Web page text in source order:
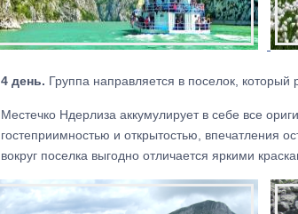
4 день. Группа направляется в поселок,
Местечко Ндерлиза аккумулирует в себе все
гостеприимностью и открытостью, впечатления
вокруг поселка выгодно отличается яркими